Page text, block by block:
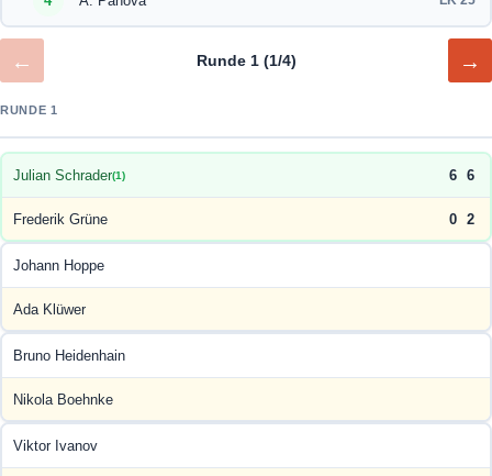
← Runde 1 (1/4) →
RUNDE 1
Julian Schrader(1) 6 6
Frederik Grüne 0 2
Johann Hoppe
Ada Klüwer
Bruno Heidenhain
Nikola Boehnke
Viktor Ivanov